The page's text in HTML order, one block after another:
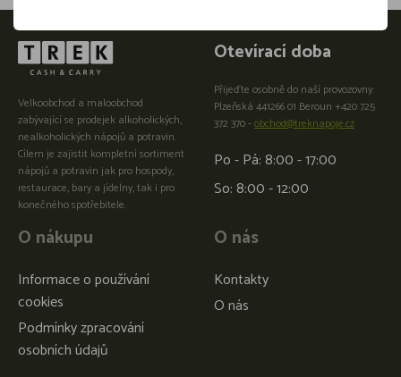
Velkoobchod a maloobchod
zabývající se prodejek alkoholických,
nealkoholických nápojů a potravin.
Cílem je zajistit kompletní sortiment
nápojů a potravin jak pro hospody,
restaurace, bary a jídelny, tak i pro
konečného spotřebitele.
O nákupu
Informace o používání
cookies
Podmínky zpracování
osobních údajů
O nás
Kontakty
O nás
Otevírací doba
Přijeďte osobně do naší provozovny:
Plzeňská 441266 01 Beroun +420 725
372 370 -obchod@treknapoje.cz
Po - Pá: 8:00 - 17:00
So: 8:00 - 12:00